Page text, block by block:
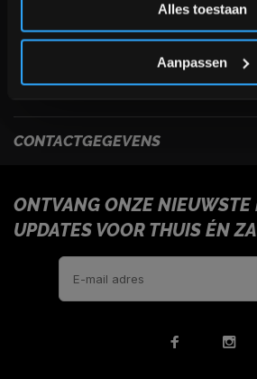
Alles toestaan
Aanpassen
USEFULL LINKS
CONTACTGEGEVENS
ONTVANG ONZE NIEUWSTE
UPDATES VOOR THUIS ÉN
*Verzendkosten vallen buiten